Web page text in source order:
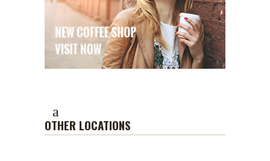
OTHER LOCATIONS